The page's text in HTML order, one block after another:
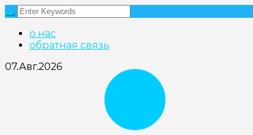
о нас
обратная связь
07.Авг.2026